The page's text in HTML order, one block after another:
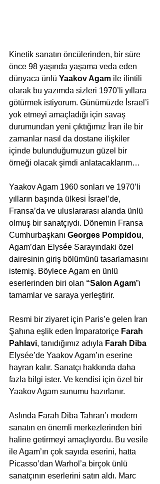
Kinetik sanatın öncülerinden, bir süre
önce 98 yaşında yaşama veda eden
dünyaca ünlü Yaakov Agam ile ilintili
olarak bu yazımda sizleri 1970’li yıllara
götürmek istiyorum. Günümüzde İsrael’i
yok etmeyi amaçladığı için savaş
durumundan yeni çıktığımız İran ile bir
zamanlar nasıl da dostane ilişkiler
içinde bulunduğumuzun güzel bir
örneği olacak şimdi anlatacaklarım…
Yaakov Agam 1960 sonları ve 1970’li
yılların başında ülkesi İsrael’de,
Fransa’da ve uluslararası alanda ünlü
olmuş bir sanatçıydı. Dönemin Fransa
Cumhurbaşkanı Georges Pompidou,
Agam’dan Elysée Sarayındaki özel
dairesinin giriş bölümünü tasarlamasını
istemiş. Böylece Agam en ünlü
eserlerinden biri olan “Salon Agam”ı
tamamlar ve saraya yerleştirir.
Resmi bir ziyaret için Paris’e gelen İran
Şahına eşlik eden İmparatoriçe Farah
Pahlavi, tanıdığımız adıyla Farah Diba
Elysée’de Yaakov Agam’ın eserine
hayran kalır. Sanatçı hakkında daha
fazla bilgi ister. Ve kendisi için özel bir
Yaakov Agam sunumu hazırlanır.
Aslında Farah Diba Tahran’ı modern
sanatın en önemli merkezlerinden biri
haline getirmeyi amaçlıyordu. Bu vesile
ile Agam’ın çok sayıda eserini, hatta
Picasso’dan Warhol’a birçok ünlü
sanatçının eserlerini satın aldı. Marc